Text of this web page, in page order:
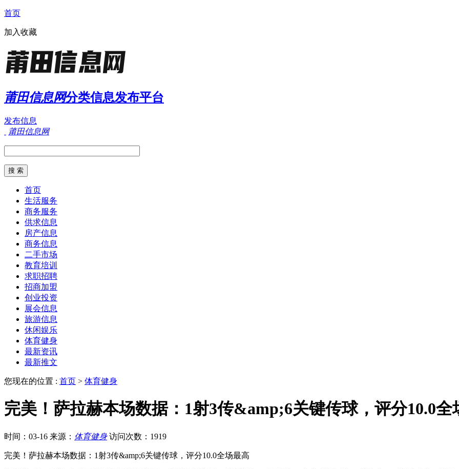
首页
加入收藏
莆田信息网分类信息发布平台
发布信息
莆田信息网
首页
生活服务
商务服务
供求信息
房产信息
商务信息
二手市场
教育培训
求职招聘
招商加盟
创业投资
展会信息
旅游信息
休闲娱乐
体育健身
最新资讯
最新推文
您现在的位置 : 首页 > 体育健身
完美！萨拉赫本场数据：1射3传&amp;6关键传球，评分10.0全
时间：03-16 来源： 体育健身 访问次数：1919
完美！萨拉赫本场数据：1射3传&amp;6关键传球，评分10.0全场最高